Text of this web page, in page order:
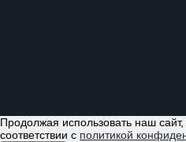
Продолжая использовать наш
соответствии с политикой